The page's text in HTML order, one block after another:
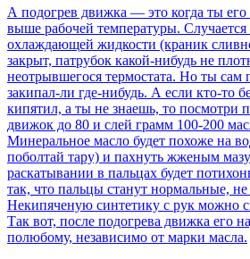
А подогрев движка — это когда ты его
выше рабочей температуры. Случается
охлаждающей жидкости (краник
закрыт, патрубок какой-нибудь не
неотрывшегося термостата. Но ты сам
закипал-ли где-нибудь. А если кто-то
кипятил, а ты не знаешь, то посмотри
движок до 80 и слей грамм 100-200
Минеральное масло будет похоже на
поболтай тару) и пахнуть жженым
раскатывании в пальцах будет
так, что пальцы станут нормальные, не
Некипяченую синтетику с рук можно
Так вот, после подогрева движка его
полюбому, независимо от марки масла.